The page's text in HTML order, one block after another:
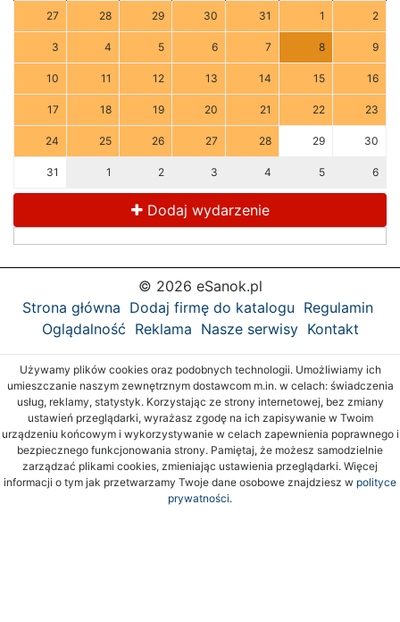
27 28 29 30 31 1 2
3 4 5 6 7 8 9
10 11 12 13 14 15 16
17 18 19 20 21 22 23
24 25 26 27 28 29 30
31 1 2 3 4 5 6
Dodaj wydarzenie
© 2026 eSanok.pl
Strona główna Dodaj firmę do katalogu Regulamin
Oglądalność Reklama Nasze serwisy Kontakt
Używamy plików cookies oraz podobnych technologii. Umożliwiamy ich
umieszczanie naszym zewnętrznym dostawcom m.in. w celach: świadczenia
usług, reklamy, statystyk. Korzystając ze strony internetowej, bez zmiany
ustawień przeglądarki, wyrażasz zgodę na ich zapisywanie w Twoim
urządzeniu końcowym i wykorzystywanie w celach zapewnienia poprawnego i
bezpiecznego funkcjonowania strony. Pamiętaj, że możesz samodzielnie
zarządzać plikami cookies, zmieniając ustawienia przeglądarki. Więcej
informacji o tym jak przetwarzamy Twoje dane osobowe znajdziesz w polityce
prywatności.